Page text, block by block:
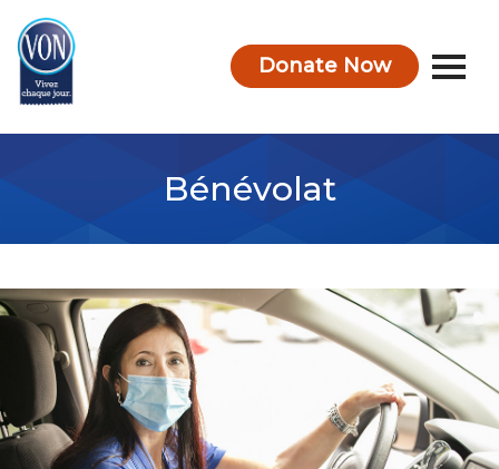
Donate Now
Bénévolat